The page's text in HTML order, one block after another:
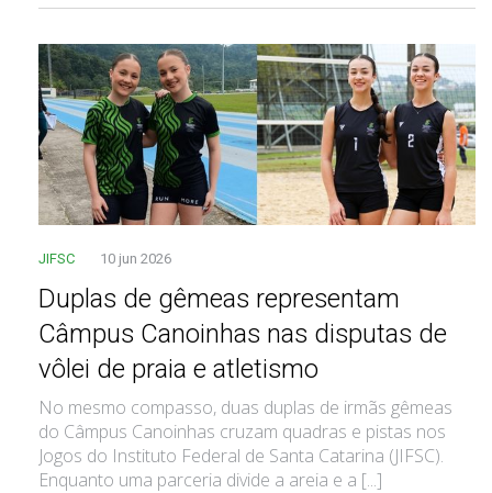
JIFSC 10 jun 2026
Duplas de gêmeas representam
Câmpus Canoinhas nas disputas de
vôlei de praia e atletismo
No mesmo compasso, duas duplas de irmãs gêmeas
do Câmpus Canoinhas cruzam quadras e pistas nos
Jogos do Instituto Federal de Santa Catarina (JIFSC).
Enquanto uma parceria divide a areia e a [...]